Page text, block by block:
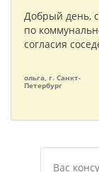
Добрый день,
по
согласия
ольга, г. Санкт-
Петербург